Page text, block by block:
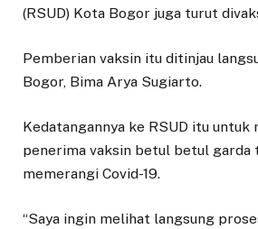
(RSUD) Kota Bogor juga turut
Pemberian vaksin itu ditinjau
Bogor, Bima Arya Sugiarto.
Kedatangannya ke RSUD itu untuk
penerima vaksin betul betul garda
memerangi Covid-19.
“Saya ingin melihat langsung